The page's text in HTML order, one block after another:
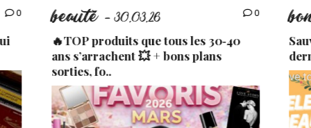
0 beauté - 30.03.26 0
🔥TOP produits que tous les 30‑40
ans s’arrachent 💥 + bons plans
sorties, fo..